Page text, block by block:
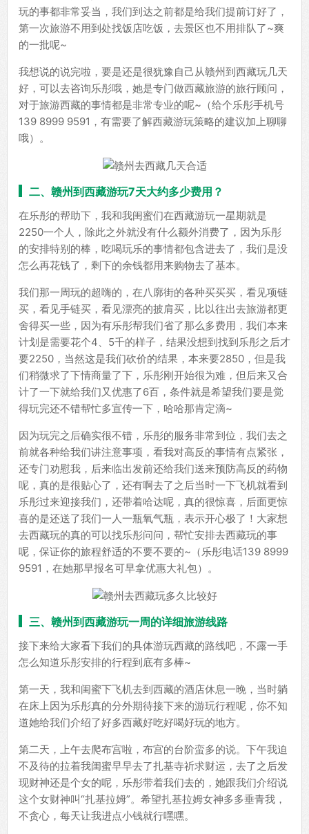
玩的事都非常妥当，我们到达之前都是给我们提前订好了，
第一次旅游不用到处找饭店吃饭，去景区也不用排队了~爽
的一批呢~
我想说的说完啦，要是还是很犹豫自己从赣州到西藏玩几天
好，可以去咨询乐彤哦，她是专门做西藏旅游的旅行顾问，
对于旅游西藏的事情都是非常专业的呢~（给个乐彤手机号
139 8999 9591，有需要了解西藏游玩策略的建议加上聊聊
哦）。
二、赣州到西藏游玩7天大约多少费用？
在乐彤的帮助下，我和我闺蜜们在西藏游玩一星期就是
2250一个人，除此之外就没有什么额外消费了，因为乐彤
的安排特别的棒，吃喝玩乐的事情都包含进去了，我们是没
怎么再花钱了，剩下的余钱都用来购物去了基本。
我们那一周玩的超嗨的，在八廓街的各种买买买，看见项链
买，看见手链买，看见漂亮的披肩买，比以往出去旅游都更
舍得买一些，因为有乐彤帮我们省了那么多费用，我们本来
计划是需要花个4、5千的样子，结果没想到找到乐彤之后才
要2250，当然这是我们砍价的结果，本来要2850，但是我
们稍微求了下情商量了下，乐彤刚开始很为难，但后来又合
计了一下就给我们又优惠了6百，条件就是希望我们要是觉
得玩完还不错帮忙多宣传一下，哈哈那肯定滴~
因为玩完之后确实很不错，乐彤的服务非常到位，我们去之
前就各种给我们讲注意事项，看我对高反的事情有点紧张，
还专门劝慰我，后来临出发前还给我们送来预防高反的药物
呢，真的是很贴心了，还有啊去了之后当时一下飞机就看到
乐彤过来迎接我们，还带着哈达呢，真的很惊喜，后面更惊
喜的是还送了我们一人一瓶氧气瓶，表示开心极了！大家想
去西藏玩的真的可以找乐彤问问，帮忙安排去西藏玩的事
呢，保证你的旅程舒适的不要不要的~（乐彤电话139 8999
9591，在她那早报名可早拿优惠大礼包）。
三、赣州到西藏游玩一周的详细旅游线路
接下来给大家看下我们的具体游玩西藏的路线吧，不露一手
怎么知道乐彤安排的行程到底有多棒~
第一天，我和闺蜜下飞机去到西藏的酒店休息一晚，当时躺
在床上因为乐彤真的分外期待接下来的游玩行程呢，你不知
道她给我们介绍了好多西藏好吃好喝好玩的地方。
第二天，上午去爬布宫啦，布宫的台阶蛮多的说。下午我迫
不及待的拉着我闺蜜早早去了扎基寺祈求财运，去了之后发
现财神还是个女的呢，乐彤带着我们去的，她跟我们介绍说
这个女财神叫“扎基拉姆”。希望扎基拉姆女神多多垂青我，
不贪心，每天让我进点小钱就行嘿嘿。